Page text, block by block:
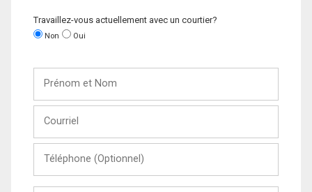
Travaillez-vous actuellement avec un courtier?
Non Oui
Nom
(Optionnel)
Message